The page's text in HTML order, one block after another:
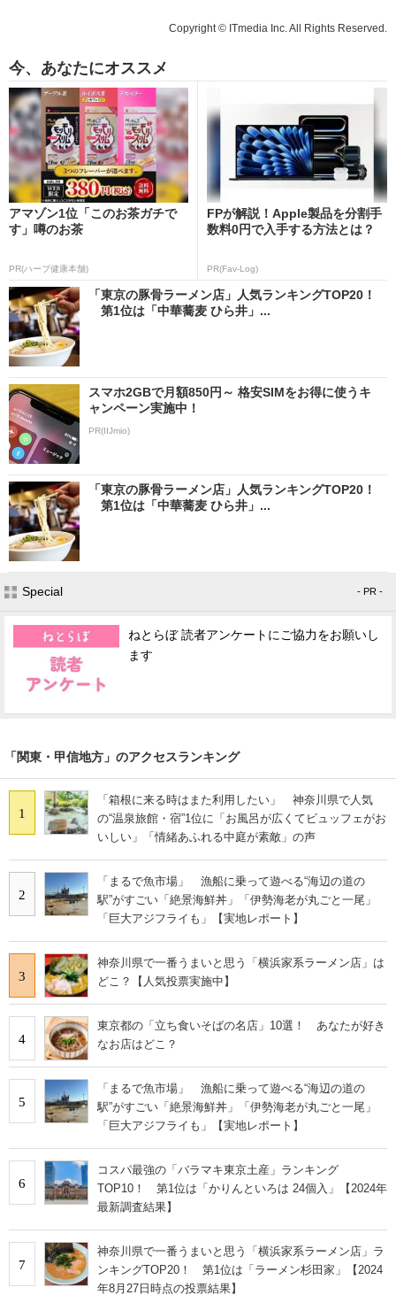
Copyright © ITmedia Inc. All Rights Reserved.
今、あなたにオススメ
アマゾン1位「このお茶ガチで
す」噂のお茶
PR(ハーブ健康本舗)
FPが解説！Apple製品を分割手
数料0円で入手する方法とは？
PR(Fav-Log)
「東京の豚骨ラーメン店」人気ランキングTOP20！
第1位は「中華蕎麦 ひら井」...
スマホ2GBで月額850円～ 格安SIMをお得に使うキ
ャンペーン実施中！
PR(IIJmio)
「東京の豚骨ラーメン店」人気ランキングTOP20！
第1位は「中華蕎麦 ひら井」...
Special - PR -
ねとらぼ 読者アンケートにご協力をお願いし
ます
「関東・甲信地方」のアクセスランキング
1
「箱根に来る時はまた利用したい」 神奈川県で人気
の“温泉旅館・宿”1位に「お風呂が広くてビュッフェがお
いしい」「情緒あふれる中庭が素敵」の声
2
「まるで魚市場」 漁船に乗って遊べる“海辺の道の
駅”がすごい「絶景海鮮丼」「伊勢海老が丸ごと一尾」
「巨大アジフライも」【実地レポート】
3
神奈川県で一番うまいと思う「横浜家系ラーメン店」は
どこ？【人気投票実施中】
4
東京都の「立ち食いそばの名店」10選！ あなたが好き
なお店はどこ？
5
「まるで魚市場」 漁船に乗って遊べる“海辺の道の
駅”がすごい「絶景海鮮丼」「伊勢海老が丸ごと一尾」
「巨大アジフライも」【実地レポート】
6
コスパ最強の「バラマキ東京土産」ランキング
TOP10！ 第1位は「かりんといろは 24個入」【2024年
最新調査結果】
7
神奈川県で一番うまいと思う「横浜家系ラーメン店」ラ
ンキングTOP20！ 第1位は「ラーメン杉田家」【2024
年8月27日時点の投票結果】